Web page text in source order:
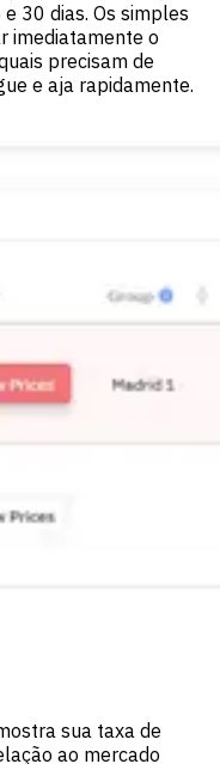
30 dias. Os simples
imediatamente o
precisam de
e aja rapidamente.
sua taxa de
ao mercado